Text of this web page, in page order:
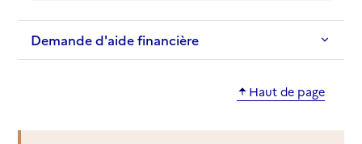
Demande d'aide financière
Haut de page